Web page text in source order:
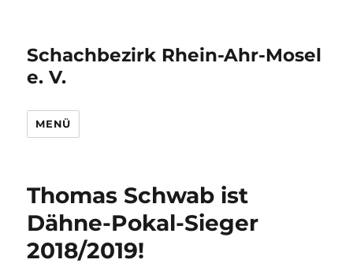
Schachbezirk Rhein-Ahr-Mosel
e. V.
MENÜ
Thomas Schwab ist
Dähne-Pokal-Sieger
2018/2019!